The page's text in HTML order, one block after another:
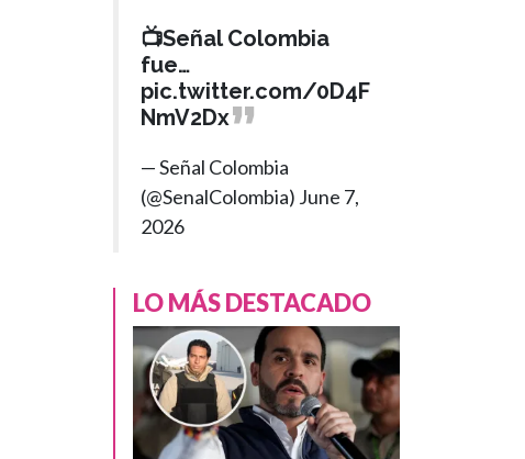
📺Señal Colombia
fue…
pic.twitter.com/0D4F
NmV2Dx
— Señal Colombia
(@SenalColombia) June 7,
2026
LO MÁS DESTACADO